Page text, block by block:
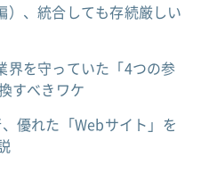
、統合しても存続厳しい
を守っていた「4つの参
すべきワケ
優れた「Webサイト」を